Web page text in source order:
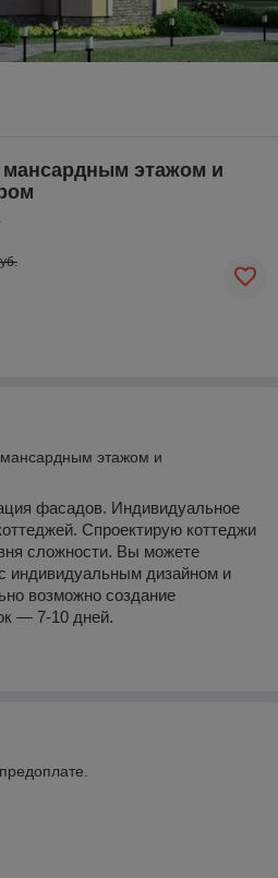
этажом и
этажом и
фасадов. Индивидуальное
Спроектирую коттеджи
сложности. Вы можете
индивидуальным дизайном и
возможно создание
― 7-10 дней.